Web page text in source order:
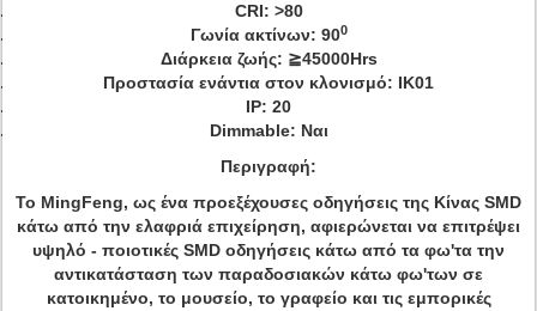
CRI: >80
Γωνία ακτίνων: 900
Διάρκεια ζωής: ≧45000Hrs
Προστασία ενάντια στον κλονισμό: IK01
IP: 20
Dimmable: Ναι
Περιγραφή:
Το MingFeng, ως ένα προεξέχουσες οδηγήσεις της Κίνας SMD
κάτω από την ελαφριά επιχείρηση, αφιερώνεται να επιτρέψει
υψηλό - ποιοτικές SMD οδηγήσεις κάτω από τα φω'τα την
αντικατάσταση των παραδοσιακών κάτω φω'των σε
κατοικημένο, το μουσείο, το γραφείο και τις εμπορικές